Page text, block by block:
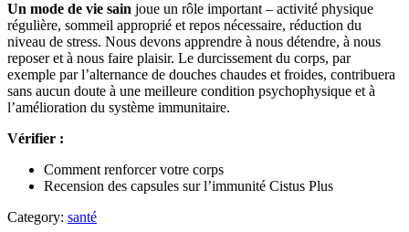
Un mode de vie sain joue un rôle important – activité physique
régulière, sommeil approprié et repos nécessaire, réduction du
niveau de stress. Nous devons apprendre à nous détendre, à nous
reposer et à nous faire plaisir. Le durcissement du corps, par
exemple par l’alternance de douches chaudes et froides, contribuera
sans aucun doute à une meilleure condition psychophysique et à
l’amélioration du système immunitaire.
Vérifier :
Comment renforcer votre corps
Recension des capsules sur l’immunité Cistus Plus
Category: santé